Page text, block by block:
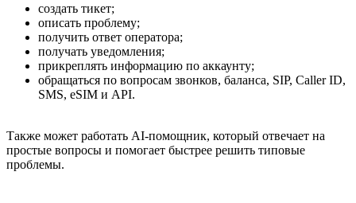
создать тикет;
описать проблему;
получить ответ оператора;
получать уведомления;
прикреплять информацию по аккаунту;
обращаться по вопросам звонков, баланса, SIP, Caller ID,
SMS, eSIM и API.
Также может работать AI-помощник, который отвечает на
простые вопросы и помогает быстрее решить типовые
проблемы.